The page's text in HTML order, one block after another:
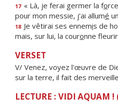
17 « Là, je ferai germer la fo
pour mon messie, j’ai allumé
18 Je vêtirai ses ennemis de
mais, sur lui, la couronne
VERSET
V/ Venez, voyez l'œuvre de
sur la terre, il fait des
LECTURE : VIDI AQUAM